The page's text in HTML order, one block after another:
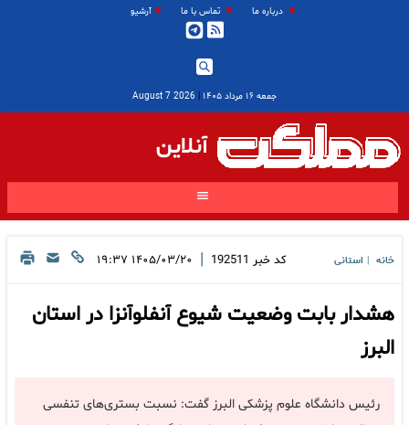
درباره ما تماس با ما آرشیو
جمعه ۱۶ مرداد ۱۴۰۵ |
2026 August 7
آنلاین
خانه استانی کد خبر 192511
| ۱۴۰۵/۰۳/۲۰ ۱۹:۳۷
هشدار بابت وضعیت شیوع آنفلوآنزا در استان
البرز
رئیس دانشگاه علوم پزشکی البرز گفت: نسبت بستری‌های تنفسی